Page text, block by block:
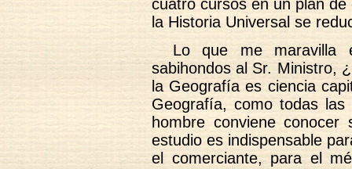
cuatro cursos en un plan
la Historia Universal se
Lo que me maravilla
sabihondos al Sr. Ministro,
la Geografía es ciencia
Geografía, como todas
hombre conviene
estudio es indispensable
el comerciante, para el